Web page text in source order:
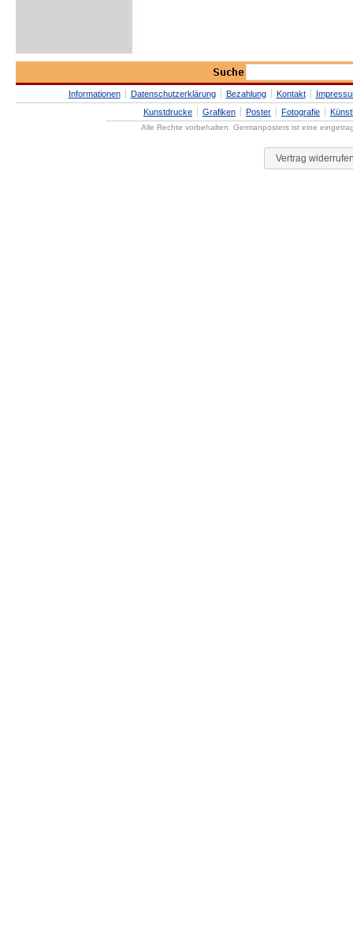
Informationen Datenschutzerklärung Bezahlung Kontakt
Kunstdrucke
Grafiken Poster Fotografie
Alle Rechte vorbehalten. Germanposters ist eine
Vertrag